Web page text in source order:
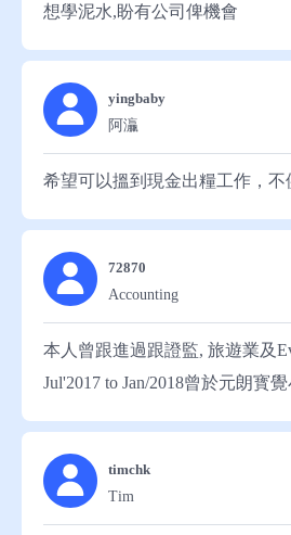
想學泥水,盼有公司俾機會
yingbaby
阿灜
希望可以搵到現金出糧工作，不
72870
Accounting
本人曾跟進過跟證監, 旅遊業及
Jul'2017 to Jan/2018曾於元朗寳覺小
37間公司的帳目， Jun'11 to
timchk
Tim